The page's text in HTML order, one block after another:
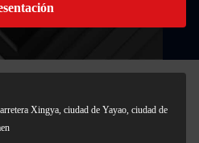
Xingya, ciudad de Yayao, ciudad de